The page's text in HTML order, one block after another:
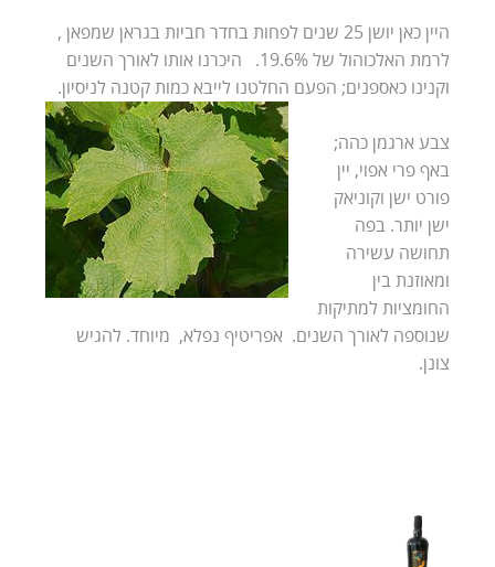
היין כאן יושן 25 שנים לפחות בחדר חביות בגראן שמפאן ,
לרמת האלכוהול של 19.6%. היכרנו אותו לאורך השנים
וקנינו כאספנים; הפעם החלטנו לייבא כמות קטנה לניסיון.
צבע ארגמן כהה;
באף פרי אפוי, יין
פורט ישן וקוניאק
ישן יותר. בפה
תחושה עשירה
ומאוזנת בין
החומציות למתיקות
שנוספה לאורך השנים. אפריטיף נפלא, מיוחד. להגיש
צונן.